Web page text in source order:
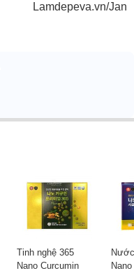
Lamdepeva.vn/Jan
Tinh nghệ 365
Nano Curcumin